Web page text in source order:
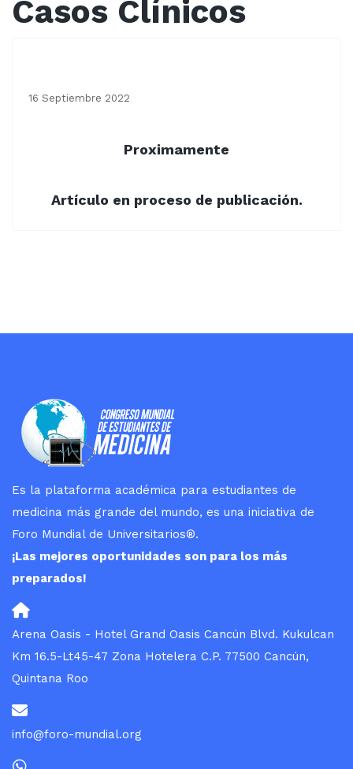
Casos Clínicos
16 Septiembre 2022
Proximamente
Artículo en proceso de publicación.
Es la plataforma académica para estudiantes de
medicina más grande del mundo, es una iniciativa de
Foro Mundial de Universitarios®.
¡Las mejores oportunidades son para los más
preparados!
Arena Oasis - Hotel Grand Oasis Cancún Blvd. Kukulcan
Km 16.5-Lt45-47 Zona Hotelera C.P. 77500 Cancún,
Quintana Roo
info@foro-mundial.org